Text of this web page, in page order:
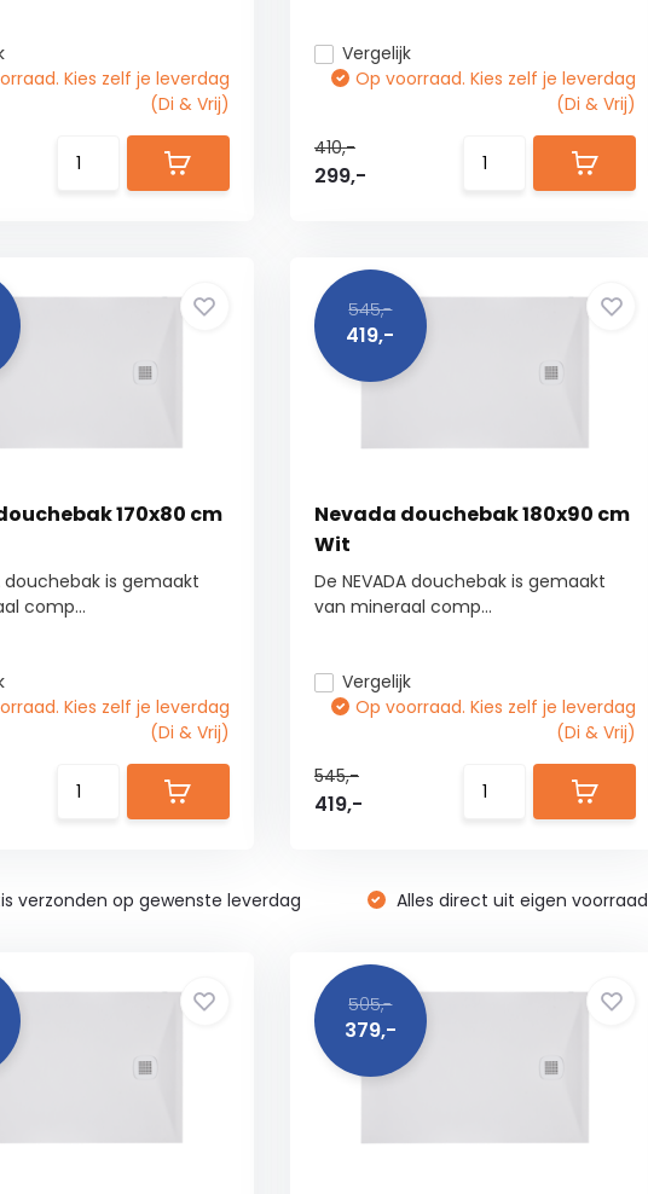
Kies zelf je leverdag
(Di & Vrij)
Vergelijk
Op voorraad. Kies zelf je leverdag
(Di & Vrij)
410,-
299,-
170x80 cm
douchebak is gemaakt
comp...
Kies zelf je leverdag
(Di & Vrij)
545,-
419,-
Nevada douchebak 180x90 cm
Wit
De NEVADA douchebak is gemaakt
van mineraal comp...
Vergelijk
Op voorraad. Kies zelf je leverdag
(Di & Vrij)
545,-
419,-
verzonden op gewenste leverdag Alles direct uit eigen voorraad
505,-
379,-